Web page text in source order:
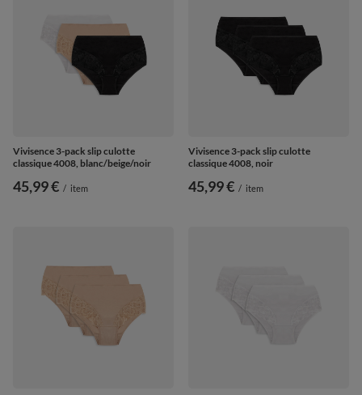
Vivisence 3-pack slip culotte
classique 4008, blanc/beige/noir
45,99 € / item
Vivisence 3-pack slip culotte
classique 4008, noir
45,99 € / item